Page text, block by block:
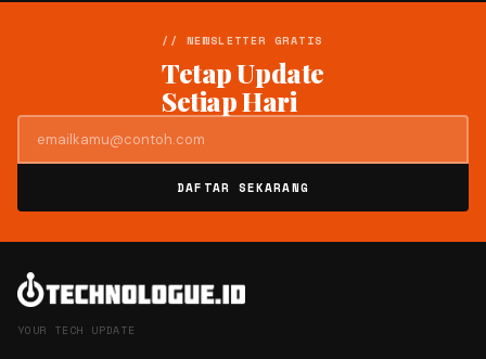
// NEWSLETTER GRATIS
Tetap Update
Setiap Hari
DAFTAR SEKARANG
YOUR TECH UPDATE